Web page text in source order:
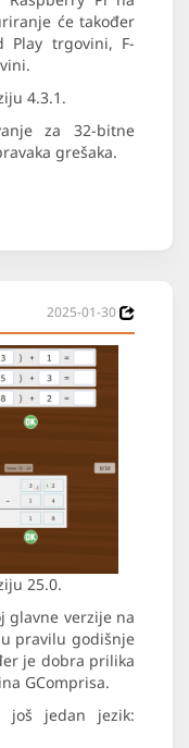
će također
Play trgovini, F-
4.3.1.
za 32-bitne
grešaka.
2025-01-30
25.0.
glavne verzije na
pravilu godišnje
je dobra prilika
GComprisa.
još jedan jezik: